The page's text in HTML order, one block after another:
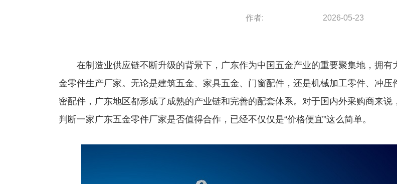
作者: 2026-05-23
在制造业供应链不断升级的背景下，广东作为中国五金产业的重要聚集地，拥有
金零件生产厂家。无论是建筑五金、家具五金、门窗配件，还是机械加工零件、冲压
密配件，广东地区都形成了成熟的产业链和完善的配套体系。对于国内外采购商来说
判断一家广东五金零件厂家是否值得合作，已经不仅仅是“价格便宜”这么简单。